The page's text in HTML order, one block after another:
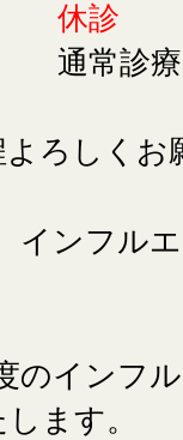
) 休診
) 通常診療
よろしくお
ンフル
のインフ
ます。